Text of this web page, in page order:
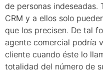
de personas indeseadas.
CRM y a ellos solo
que los precisen. De tal
agente comercial podría
cliente cuando éste lo
totalidad del número de